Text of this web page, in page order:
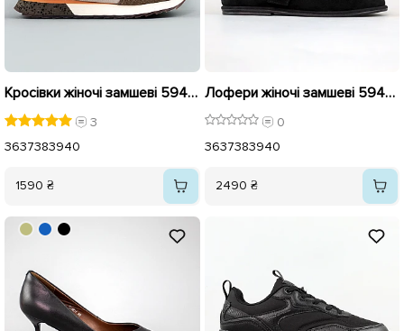
Кросівки жіночі замшеві 594329 Бежеві
3
3637383940
1590 ₴
Лофери жіночі замшеві 594322 Чорні
0
3637383940
2490 ₴